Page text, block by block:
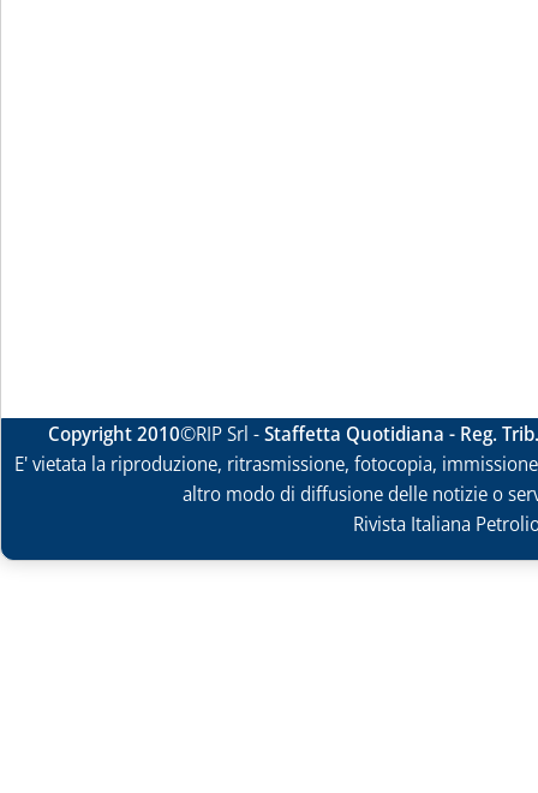
Copyright 2010©RIP Srl -Staffetta Quotidiana - Reg.
E' vietata la riproduzione, ritrasmissione, fotocopia,
altro modo di diffusione delle notizie o
Rivista Italiana